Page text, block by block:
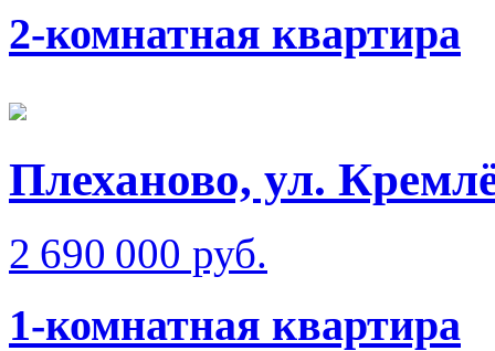
2-комнатная квартира
Плеханово, ул.
2 690 000 руб.
1-комнатная квартира